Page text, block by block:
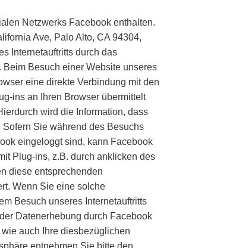
Netzwerks Facebook enthalten.
Ave, Palo Alto, CA 94304,
Internetauftritts durch das
Beim Besuch einer Website unseres
eine direkte Verbindung mit den
ins an Ihren Browser übermittelt
wird die Information, dass
Sie während des Besuchs
eingeloggt sind, kann Facebook
Plug-ins, z.B. durch anklicken des
diese entsprechenden
Wenn Sie eine solche
Besuch unseres Internetauftritts
Datenerhebung durch Facebook
auch Ihre diesbezüglichen